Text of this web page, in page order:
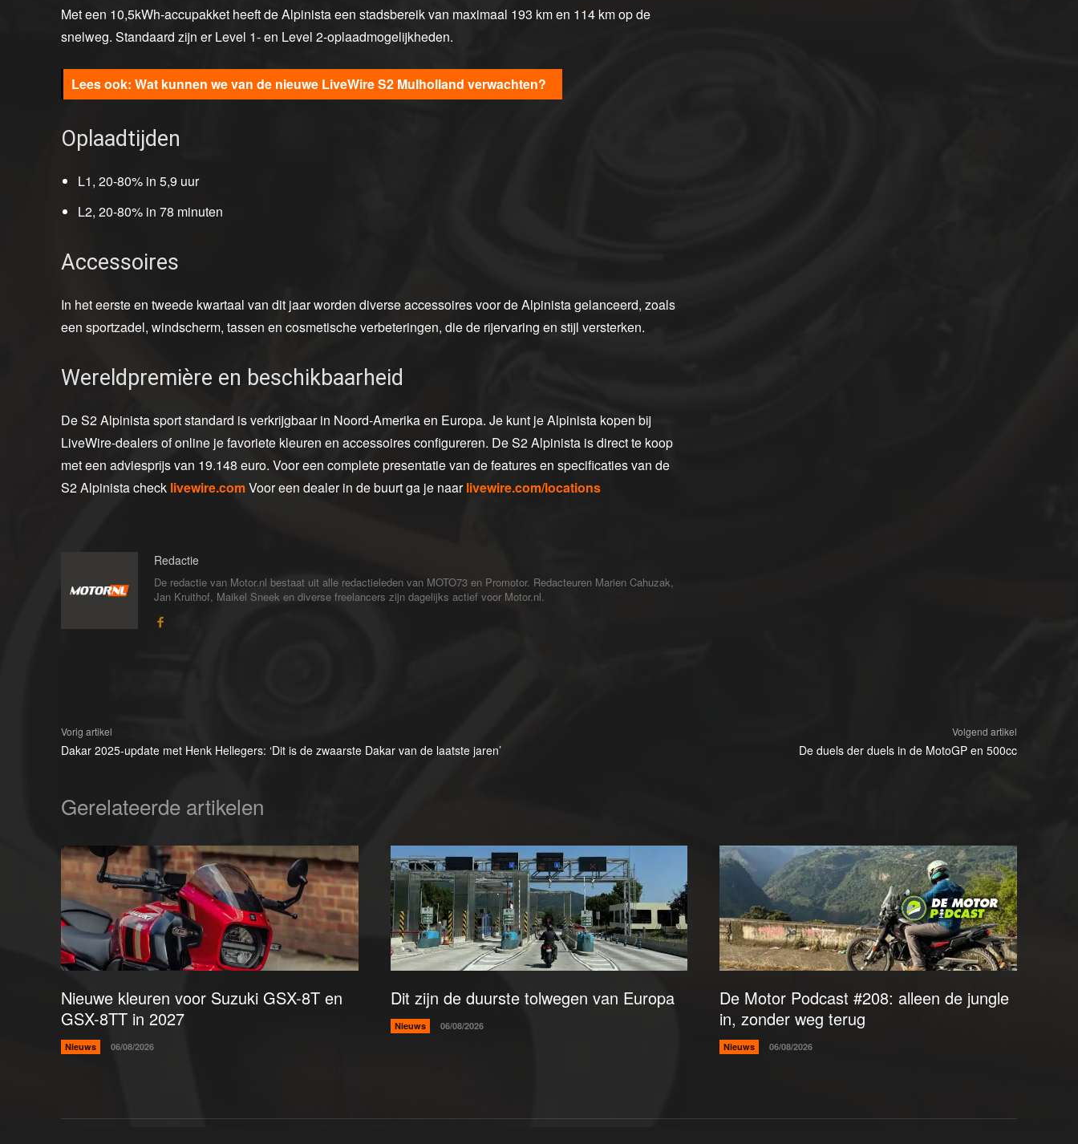
Met een 10,5kWh-accupakket heeft de Alpinista een stadsbereik van maximaal 193 km en 114 km op de
snelweg. Standaard zijn er Level 1- en Level 2-oplaadmogelijkheden.
Wat kunnen we van de nieuwe LiveWire S2 Mulholland verwachten?
Oplaadtijden
L1, 20-80% in 5,9 uur
L2, 20-80% in 78 minuten
Accessoires
In het eerste en tweede kwartaal van dit jaar worden diverse accessoires voor de Alpinista gelanceerd, zoals
een sportzadel, windscherm, tassen en cosmetische verbeteringen, die de rijervaring en stijl versterken.
Wereldpremière en beschikbaarheid
De S2 Alpinista sport standard is verkrijgbaar in Noord-Amerika en Europa. Je kunt je Alpinista kopen bij
LiveWire-dealers of online je favoriete kleuren en accessoires configureren. De S2 Alpinista is direct te koop
met een adviesprijs van 19.148 euro. Voor een complete presentatie van de features en specificaties van de
S2 Alpinista check livewire.comVoor een dealer in de buurt ga je naarlivewire.com/locations
Redactie
De redactie van Motor.nl bestaat uit alle redactieleden van MOTO73 en Promotor. Redacteuren Marien Cahuzak,
Jan Kruithof, Maikel Sneek en diverse freelancers zijn dagelijks actief voor Motor.nl.
Vorig artikel
Dakar 2025-update met Henk Hellegers: ‘Dit is de zwaarste Dakar van de laatste jaren’
Volgend artikel
De duels der duels in de MotoGP en 500cc
Gerelateerde artikelen
Nieuwe kleuren voor Suzuki GSX-8T en
GSX-8TT in 2027
Nieuws 06/08/2026
Dit zijn de duurste tolwegen van Europa
Nieuws 06/08/2026
De Motor Podcast #208: alleen de jungle
in, zonder weg terug
Nieuws 06/08/2026